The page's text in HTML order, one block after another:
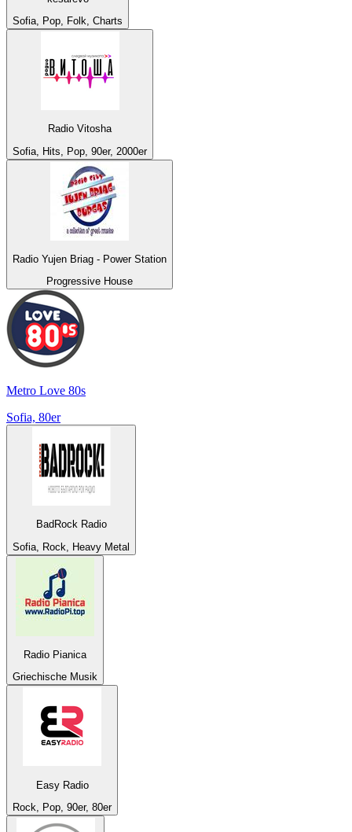
Sofia, Pop, Folk, Charts
Radio Vitosha
Sofia, Hits, Pop, 90er, 2000er
Radio Yujen Briag - Power Station
Progressive House
Metro Love 80s
Sofia, 80er
BadRock Radio
Sofia, Rock, Heavy Metal
Radio Pianica
Griechische Musik
Easy Radio
Rock, Pop, 90er, 80er